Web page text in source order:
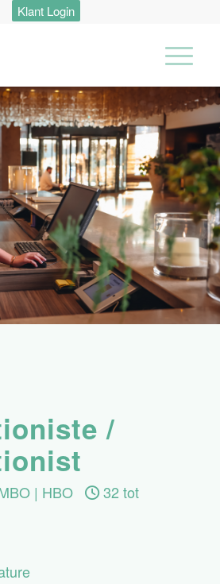
Klant Login
/
| HBO
32 tot